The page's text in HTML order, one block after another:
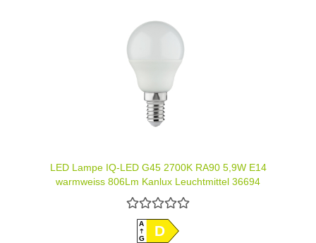
LED Lampe IQ-LED G45 2700K RA90 5,9W E14
warmweiss 806Lm Kanlux Leuchtmittel 36694
A
GD